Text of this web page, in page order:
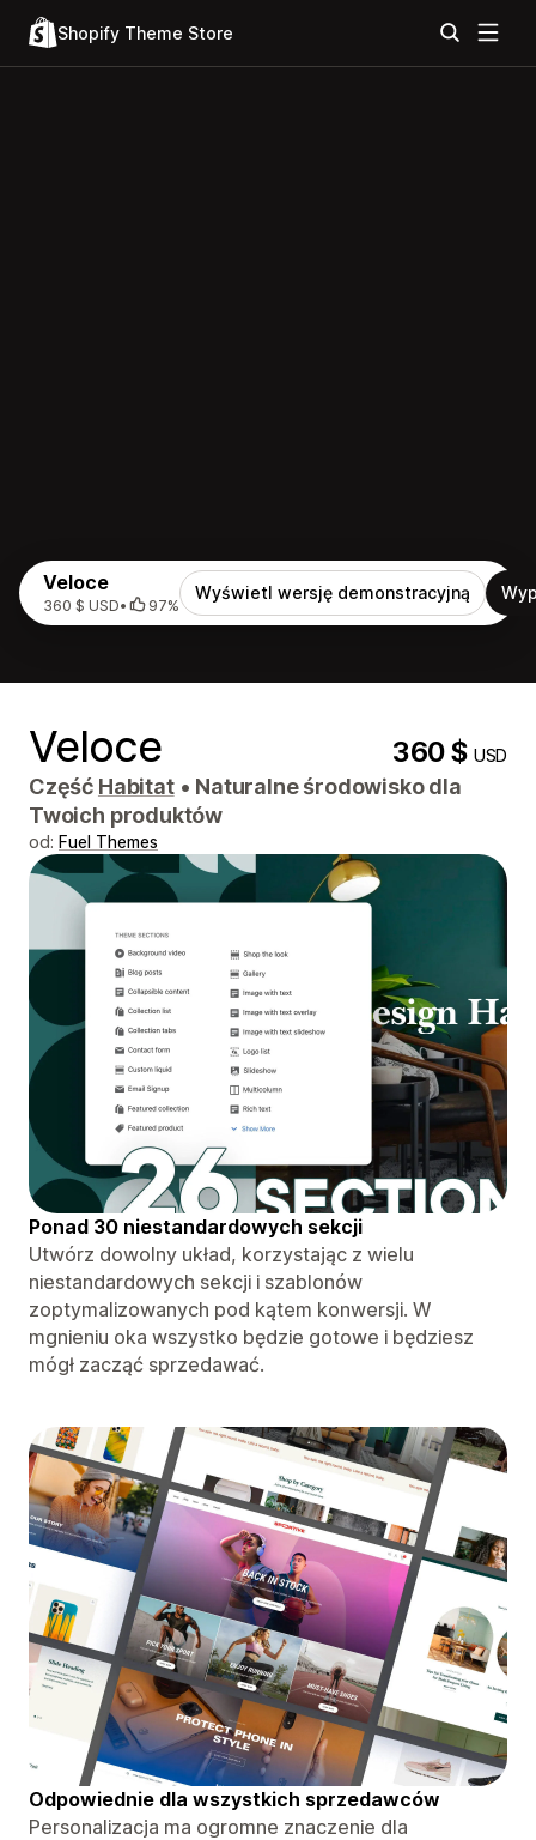
Shopify Theme Store
Veloce
360 $ USD• 97%
Wyświetl wersję demonstracyjną
Veloce 360 $USD
Część Habitat • Naturalne środowisko dla
Twoich produktów
od: Fuel Themes
Ponad 30 niestandardowych sekcji
Utwórz dowolny układ, korzystając z wielu
niestandardowych sekcji i szablonów
zoptymalizowanych pod kątem konwersji. W
mgnieniu oka wszystko będzie gotowe i będziesz
mógł zacząć sprzedawać.
Odpowiednie dla wszystkich sprzedawców
Personalizacja ma ogromne znaczenie dla